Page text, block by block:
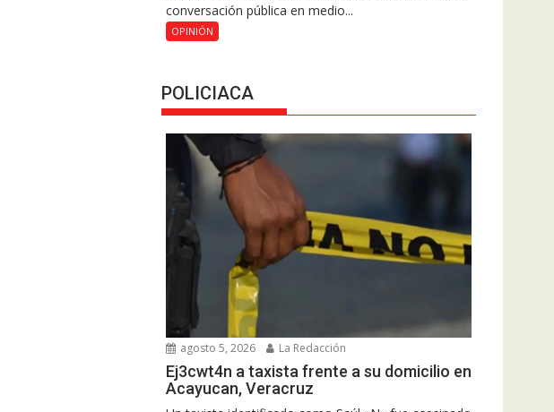
conversación pública en medio...
OPINIÓN
POLICIACA
agosto 5, 2026 La Redacción
Ej3cwt4n a taxista frente a su domicilio en
Acayucan, Veracruz